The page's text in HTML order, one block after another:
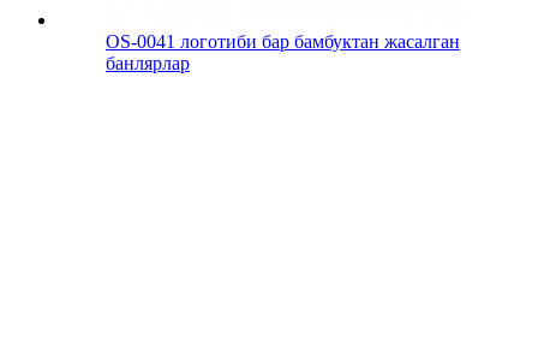
OS-0041 логотиби бар бамбуктан жасалган
банлярлар